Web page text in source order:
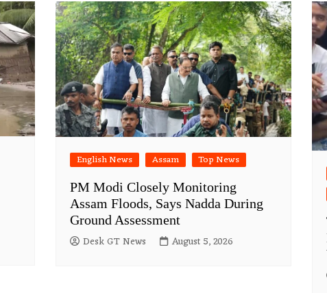
English News Assam Top News
PM Modi Closely Monitoring
Assam Floods, Says Nadda During
Ground Assessment
Desk GT News August 5, 2026